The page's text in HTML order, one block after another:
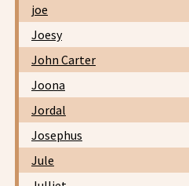
joe
Joesy
John Carter
Joona
Jordal
Josephus
Jule